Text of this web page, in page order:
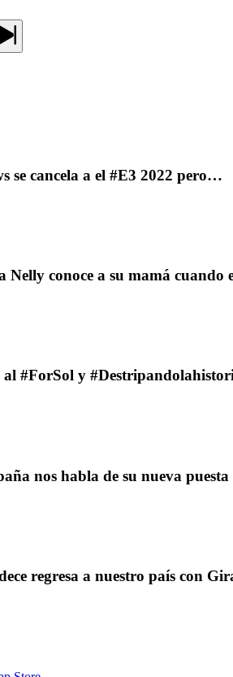
se cancela a el #E3 2022 pero…
conoce a su mamá cuando
#ForSol y
nos habla de su nueva puesta
regresa a nuestro país con